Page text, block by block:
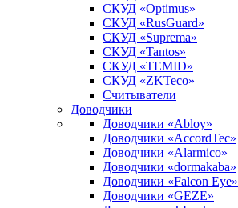
СКУД «Optimus»
СКУД «RusGuard»
СКУД «Suprema»
СКУД «Tantos»
СКУД «TEMID»
СКУД «ZKTeco»
Считыватели
Доводчики
Доводчики «Abloy»
Доводчики «AccordTec»
Доводчики «Alarmico»
Доводчики «dormakaba»
Доводчики «Falcon Eye»
Доводчики «GEZE»